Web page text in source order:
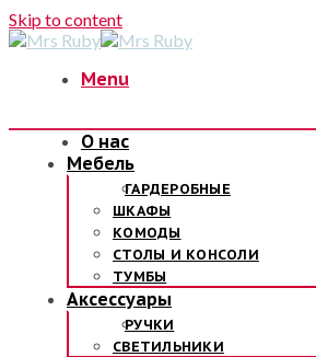
Skip to content
Menu
О нас
Мебель
ГАРДЕРОБНЫЕ
ШКАФЫ
КОМОДЫ
СТОЛЫ И КОНСОЛИ
ТУМБЫ
Аксессуары
РУЧКИ
СВЕТИЛЬНИКИ